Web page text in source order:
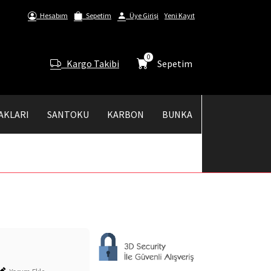
Hesabım Sepetim Üye Girişi Yeni Kayıt
Kargo Takibi Sepetim
0
SANTOKU KARBON BUNKA